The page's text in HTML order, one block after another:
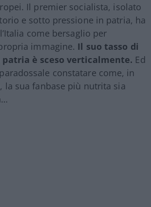
Il premier socialista, isolato
e sotto pressione in patria, ha
come bersaglio per
immagine. Il suo tasso di
è sceso verticalmente. Ed
constatare come, in
la sua fanbase più nutrita sia